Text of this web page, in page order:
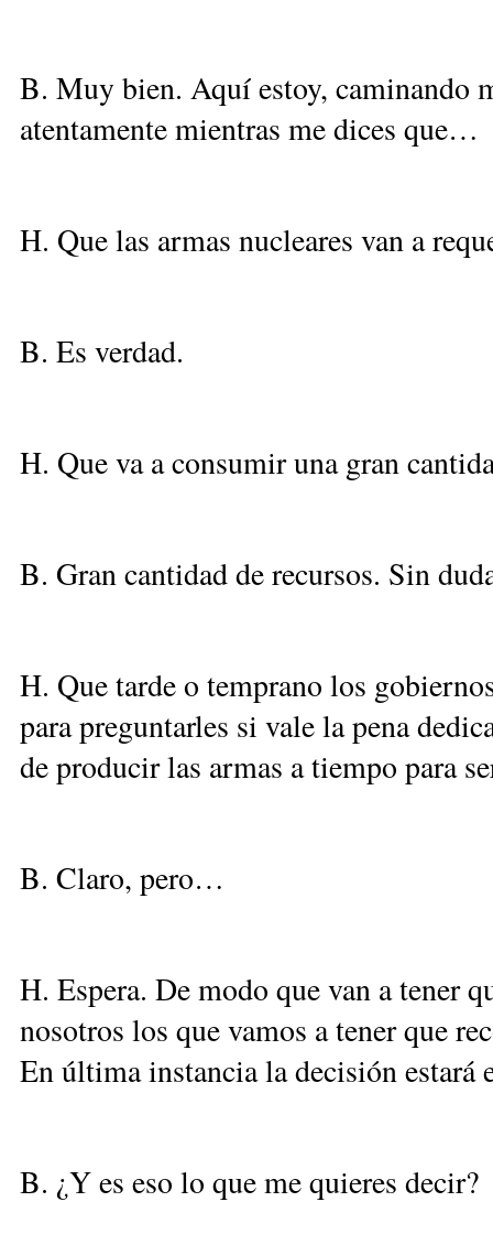
B. Muy bien. Aquí estoy, caminando
atentamente mientras me dices que…
H. Que las armas nucleares van a
B. Es verdad.
H. Que va a consumir una gran
B. Gran cantidad de recursos. Sin
H. Que tarde o temprano los
para preguntarles si vale la pena
de producir las armas a tiempo para
B. Claro, pero…
H. Espera. De modo que van a tener
nosotros los que vamos a tener que
En última instancia la decisión estará
B. ¿Y es eso lo que me quieres decir?